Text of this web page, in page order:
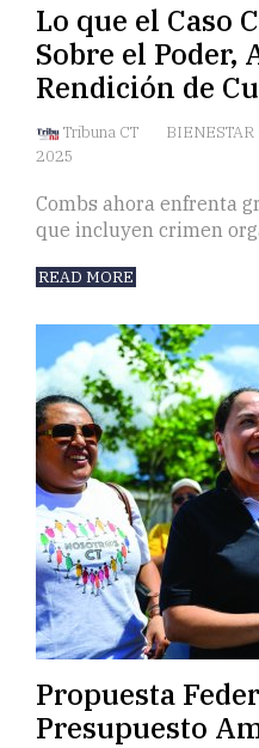
Lo que el Caso
Sobre el Poder,
Rendición de
Tribuna CT BIENESTAR
2025
Combs ahora enfrenta
que incluyen crimen
READ MORE
Propuesta
Presupuesto